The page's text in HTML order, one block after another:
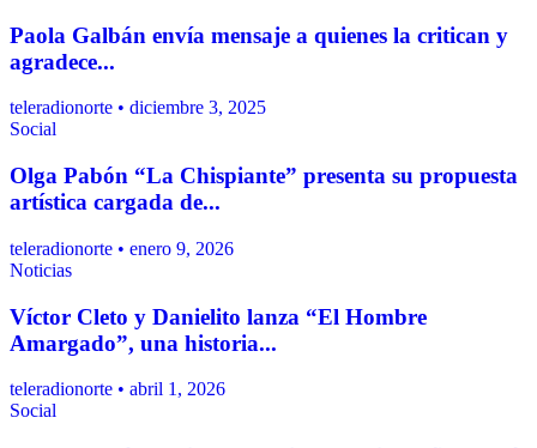
Paola Galbán envía mensaje a quienes la critican y
agradece...
teleradionorte • diciembre 3, 2025
Social
Olga Pabón “La Chispiante” presenta su propuesta
artística cargada de...
teleradionorte • enero 9, 2026
Noticias
Víctor Cleto y Danielito lanza “El Hombre
Amargado”, una historia...
teleradionorte • abril 1, 2026
Social